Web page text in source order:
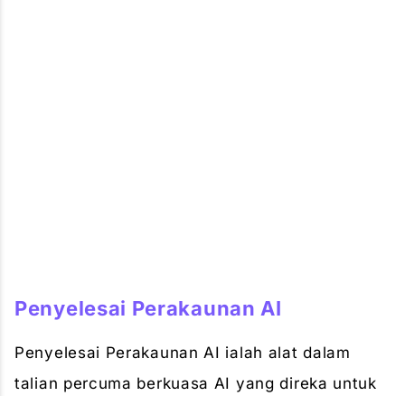
Penyelesai Perakaunan AI
Penyelesai Perakaunan AI ialah alat dalam
talian percuma berkuasa AI yang direka untuk